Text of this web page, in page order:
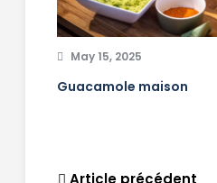
May 15, 2025
Guacamole maison
Article précédent